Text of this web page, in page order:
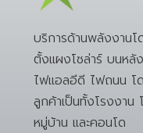
บริการด้านพลังงาน
ตั้งแผงโซล่าร์ บนหลั
ไฟแอลอีดี ไฟถนน โ
ลูกค้าเป็นทั้งโรงงา
หมู่บ้าน และคอนโด